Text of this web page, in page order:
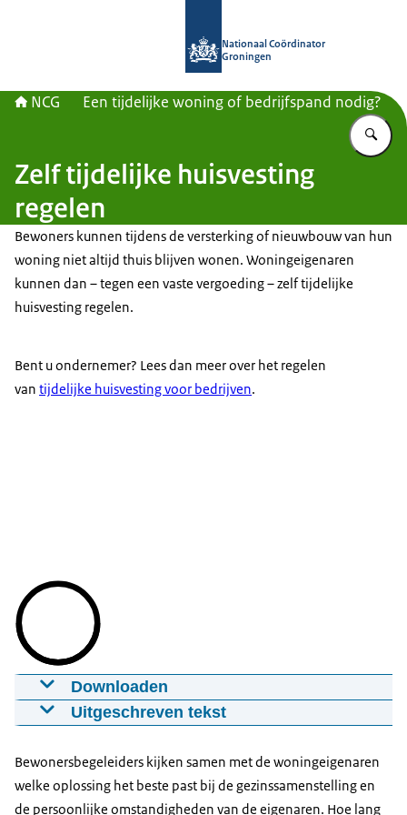
Nationaal Coördinator
Groningen
NCG Een tijdelijke woning of bedrijfspand nodig?
Zelf tijdelijke huisvesting
regelen
Bewoners kunnen tijdens de versterking of nieuwbouw van hun
woning niet altijd thuis blijven wonen. Woningeigenaren
kunnen dan – tegen een vaste vergoeding – zelf tijdelijke
huisvesting regelen.
Bent u ondernemer? Lees dan meer over het regelen
van tijdelijke huisvesting voor bedrijven.
Downloaden
U regelt zelf een tijdelijke woning
Download
Uitgeschreven tekst
ondersteunen wat de voiceover uitspreekt. De
rijkshuisstijlkleuren van Nationaal Coördinator
Groningen worden gebruikt. *Rustige
Bewonersbegeleiders kijken samen met de woningeigenaren
welke oplossing het beste past bij de gezinssamenstelling en
de persoonlijke omstandigheden van de eigenaren. Hoe lang